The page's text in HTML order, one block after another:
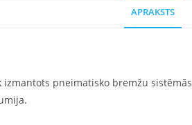
APRAKSTS
izmantots pneimatisko bremžu sistēmās